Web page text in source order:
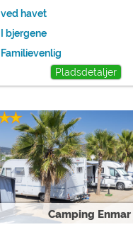
ved havet
I bjergene
Familievenlig
Pladsdetaljer
Camping Enmar